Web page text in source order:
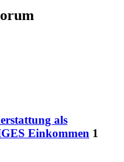
als
Einkommen 1